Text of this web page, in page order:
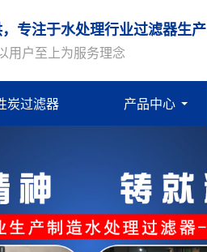
专注于水处理行业过滤器生产
用户至上为服务理念
炭过滤器 产品中心